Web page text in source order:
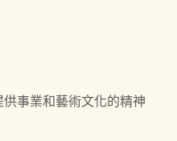
事業和藝術文化的精神